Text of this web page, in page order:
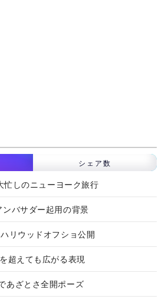
シェア数
忙しのニューヨーク旅行
バサダー起用の背景
リウッドオフショ公開
超えても広がる表現
あざとさ全開ポーズ